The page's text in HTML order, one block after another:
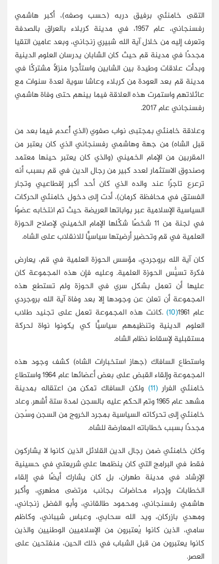
التقى خامنئي برفيق دربه (حسب وصفه)، أكبر هاشمي
رفسنجاني، عام 1957، في مدينة كربلاء بالعراق بالصدفة
وتعرف إليه من خلال آية الله شبيري زنجاني، وبعد عامين التقيا
مجددًا في مدينة قم حيث كان الشابان يدرسان العلوم الدينية
وبدأت علاقات وطيدة بين الشابين واستأجرا منزلًا مشتركًا في
مدينة قم بعد العودة من كربلاء وعاشا سوية لعدة سنوات مع
عائلاتهم واستمرت هذه العلاقة فيما بينهم حتى وفاة هاشمي
رفسنجاني عام 2017.
وعلاقة خامنئي بمجتبى نواب صفوي (الذي أُعدم فيما بعد من
قبل الشاه) من جهة وهاشمي رفسنجاني الذي كان يعتبر من
المقربين من الإمام الخميني (والذي كان يعتبر حينها معتمد
وصندوق الاستثمار لعدد كبير من رجال الدين في قم بسبب أنه
ترعرع تاجرًا عند والده الذي كان أحد أكبر إقطاعيي وتجار
الفستق في محافظة كرمان)، أدت إلى دخول خامنئي الحركات
السياسية الإسلامية عبر بواباتها العريضة حيث تم انتخابه عضوًا
في لجنة من 11 شخصًا شكَّلها الإمام الخميني لإصلاح الحوزة
العلمية في قم وتحضير أرضيتها سياسيًّا للانقلاب على الشاه.
كان آية الله بروجردي، مؤسس الحوزة العلمية في قم، يعارض
فكرة تسيُّس الحوزة العلمية. وعليه فإن هذه المجموعة كان
عليها أن تعمل بشكل سري في الحوزة ولم تستطع هذه
المجموعة أن تعلن عن وجودها إلا بعد وفاة آية الله بروجردي
عام 1961
(10)
.كانت هذه المجموعة تعمل على تجنيد طلاب
العلوم الدينية وتنظيمهم سياسيًّا كي يكونوا نواة لحركة
مستقبلية لإسقاط نظام الشاه.
واستطاع السافاك (جهاز استخبارات الشاه) كشف وجود هذه
المجموعة وإلقاء القبض على بعض أعضائها عام 1964 واستطاع
خامنئي الفرار(11)
ولكن السافاك تمكن من اعتقاله بمدينة
مشهد عام 1965 وتم الحكم عليه بالسجن لمدة ستة أشهر. وعاد
خامنئي إلى تحركاته السياسية بمجرد الخروج من السجن وسُجن
مجددًا بسبب خطاباته المعارضة للشاه.
وكان خامنئي ضمن رجال الدين القلائل الذين كانوا لا يشاركون
فقط في البرامج التي كان ينظمها علي شريعتي في حسينية
الإرشاد في مدينة طهران، بل كان يشارك أيضًا في إلقاء
الخطابات وإجراء محاضرات بجانب مرتضى مطهري، وأكبر
هاشمي رفسنجاني، ومحمود طالقاني، وأبو الفضل زنجاني،
ومهدي بازركان، ويد الله سحابي، وعباس شيباني، وكاظم
سامي، الذين كانوا يُعتبرون من الإسلاميين الوطنيين والذين
كانوا يعتبرون من قبل الشباب في ذلك الحين، منفتحين على
العصر.